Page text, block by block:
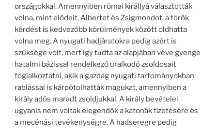
országokkal. Amennyiben római királlyá választották
volna, mint elődeit, Albertet és Zsigmondot, a török
kérdést is kedvezőbb körülmények között oldhatta
volna meg. A nyugati hadjáratokra pedig azért is
szüksége volt, mert így tudta az alapjában véve gyenge
hatalmi bázissal rendelkező uralkodó zsoldosait
foglalkoztatni, akik a gazdag nyugati tartományokban
rablással is kárpótolhatták magukat, amennyiben a
király adós maradt zsoldjukkal. A király bevételei
ugyanis nem voltak elegendők a katonák fizetésére és
a mecénási tevékenységre. A hadseregre pedig